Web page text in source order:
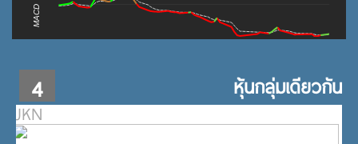
MACD
4 หุ้นกลุ่มเดียวกัน
JKN